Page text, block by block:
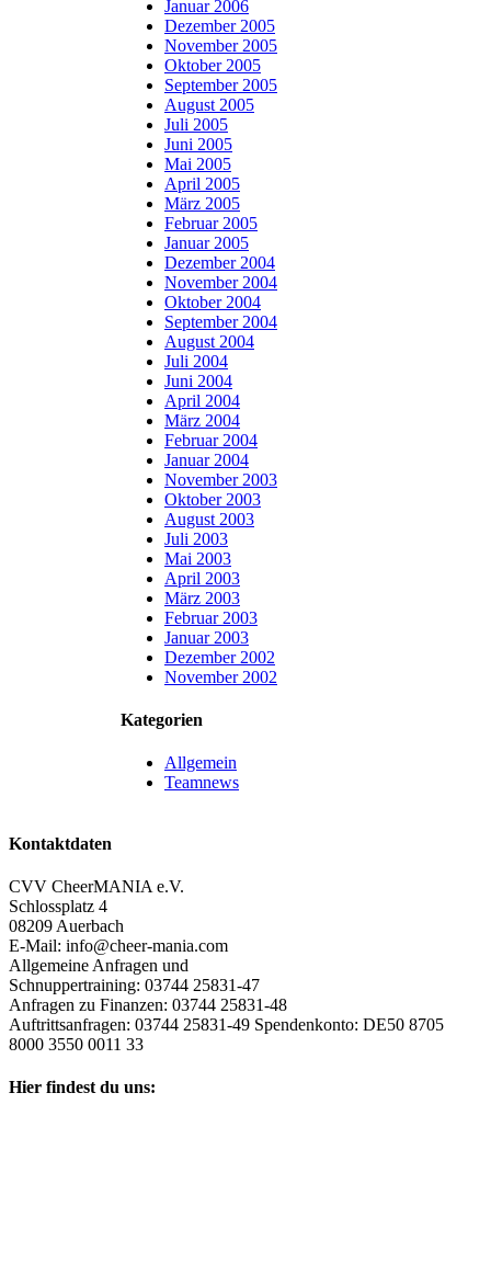
Januar 2006
Dezember 2005
November 2005
Oktober 2005
September 2005
August 2005
Juli 2005
Juni 2005
Mai 2005
April 2005
März 2005
Februar 2005
Januar 2005
Dezember 2004
November 2004
Oktober 2004
September 2004
August 2004
Juli 2004
Juni 2004
April 2004
März 2004
Februar 2004
Januar 2004
November 2003
Oktober 2003
August 2003
Juli 2003
Mai 2003
April 2003
März 2003
Februar 2003
Januar 2003
Dezember 2002
November 2002
Kategorien
Allgemein
Teamnews
Kontaktdaten
CVV CheerMANIA e.V.
Schlossplatz 4
08209 Auerbach
E-Mail: info@cheer-mania.com
Allgemeine Anfragen und
Schnuppertraining: 03744 25831-47
Anfragen zu Finanzen: 03744 25831-48
Auftrittsanfragen: 03744 25831-49 Spendenkonto: DE50 8705
8000 3550 0011 33
Hier findest du uns: